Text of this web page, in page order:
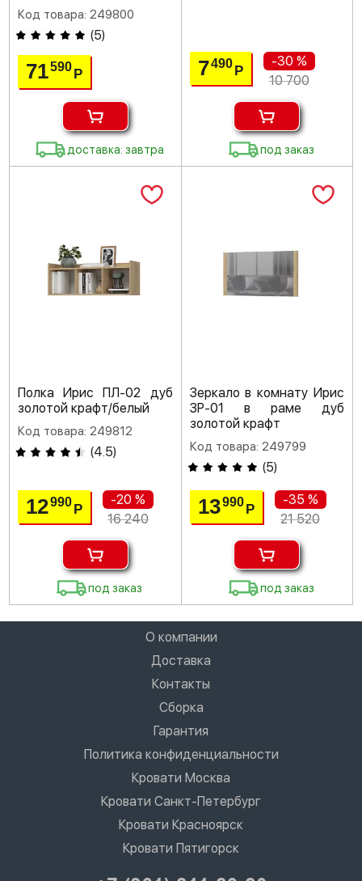
Код товара: 249800
(5)
71590Р
доставка: завтра
7490 Р
-30 %
10 700
под заказ
Полка Ирис ПЛ-02 дуб
золотой крафт/белый
Код товара: 249812
(4.5)
12990Р
-20 %
16 240
под заказ
Зеркало в комнату Ирис
ЗР-01 в раме дуб
золотой крафт
Код товара: 249799
(5)
13990 Р
-35 %
21 520
под заказ
О компании
Доставка
Контакты
Сборка
Гарантия
Политика конфиденциальности
Кровати Москва
Кровати Санкт-Петербург
Кровати Красноярск
Кровати Пятигорск